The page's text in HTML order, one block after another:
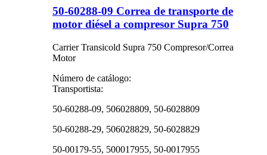
50-60288-09 Correa de transporte de
motor diésel a compresor Supra 750
Carrier Transicold Supra 750 Compresor/Correa
Motor
Número de catálogo:
Transportista:
50-60288-09, 506028809, 50-6028809
50-60288-29, 506028829, 50-6028829
50-00179-55, 500017955, 50-0017955